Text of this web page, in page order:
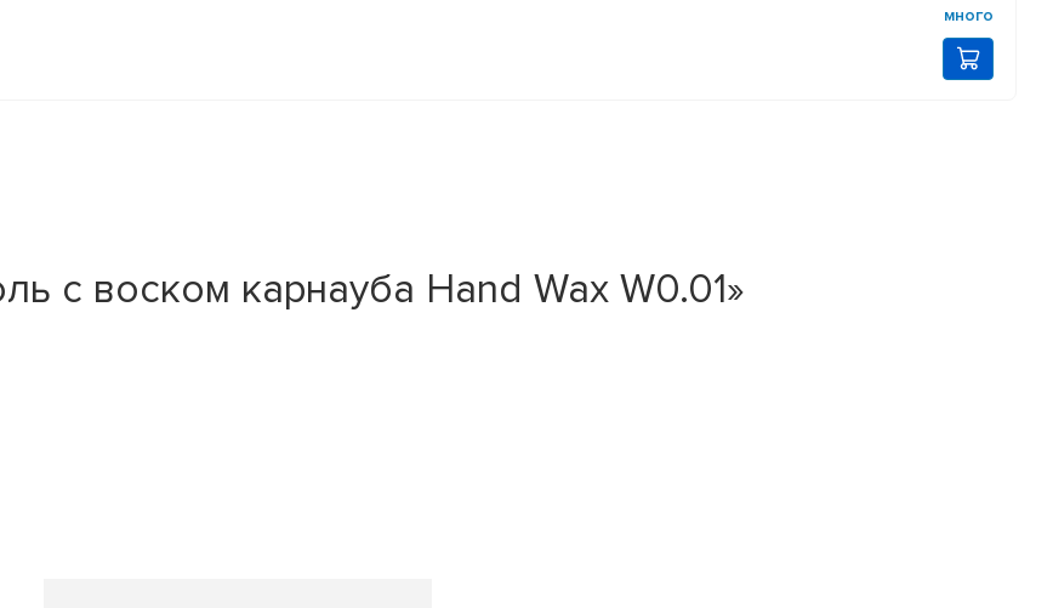
много
с воском карнауба Hand Wax W0.01»